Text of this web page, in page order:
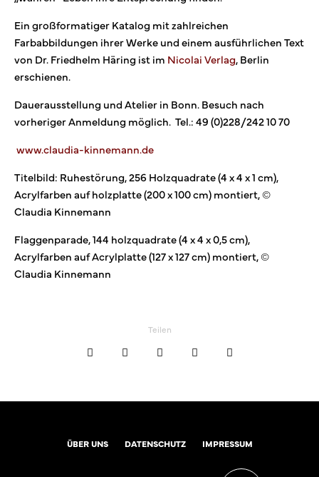
Ein großformatiger Katalog mit zahlreichen
Farbabbildungen ihrer Werke und einem ausführlichen Text
von Dr. Friedhelm Häring ist im Nicolai Verlag, Berlin
erschienen.
Dauerausstellung und Atelier in Bonn. Besuch nach
vorheriger Anmeldung möglich. Tel.:49 (0)228/242 10 70
www.claudia-kinnemann.de
Titelbild: Ruhestörung, 256 Holzquadrate (4 x 4 x 1 cm),
Acrylfarben auf holzplatte (200 x 100 cm) montiert, ©
Claudia Kinnemann
Flaggenparade, 144 holzquadrate (4 x 4 x 0,5 cm),
Acrylfarben auf Acrylplatte (127 x 127 cm) montiert, ©
Claudia Kinnemann
Teilen
ÜBER UNS DATENSCHUTZ IMPRESSUM